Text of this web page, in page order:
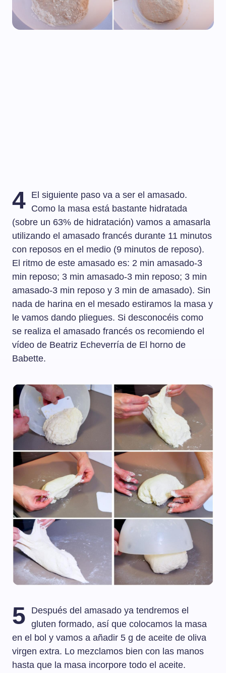
4 El siguiente paso va a ser el amasado.
Como la masa está bastante hidratada
(sobre un 63% de hidratación) vamos a amasarla
utilizando el amasado francés durante 11 minutos
con reposos en el medio (9 minutos de reposo).
El ritmo de este amasado es: 2 min amasado-3
min reposo; 3 min amasado-3 min reposo; 3 min
amasado-3 min reposo y 3 min de amasado). Sin
nada de harina en el mesado estiramos la masa y
le vamos dando pliegues. Si desconocéis como
se realiza el amasado francés os recomiendo el
vídeo de Beatriz Echeverría de El horno de
Babette.
5
Después del amasado ya tendremos el
gluten formado, así que colocamos la masa
en el bol y vamos a añadir 5 g de aceite de oliva
virgen extra. Lo mezclamos bien con las manos
hasta que la masa incorpore todo el aceite.